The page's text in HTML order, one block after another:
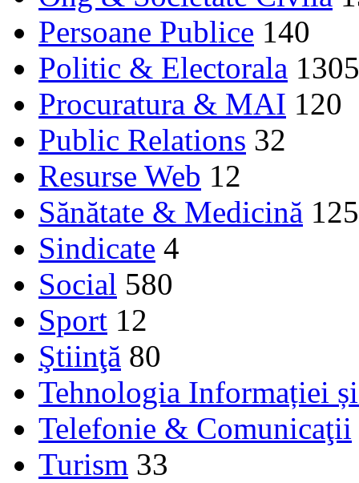
Persoane Publice 140
Politic & Electorala 1305
Procuratura & MAI 120
Public Relations 32
Resurse Web 12
Sănătate & Medicină 125
Sindicate 4
Social 580
Sport 12
Ştiinţă 80
Tehnologia Informației
Telefonie & Comunicaţii
Turism 33